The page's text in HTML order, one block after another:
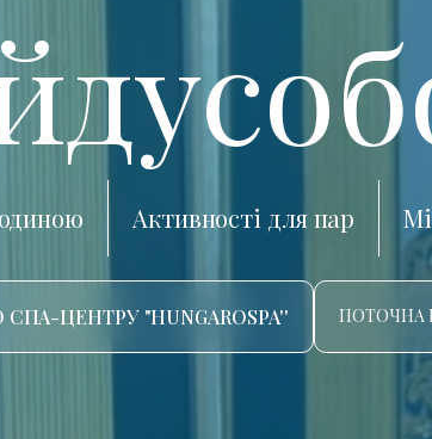
Активності для пар
ЦЕНТРУ "HUNGAROSPA'' ПОТОЧНА